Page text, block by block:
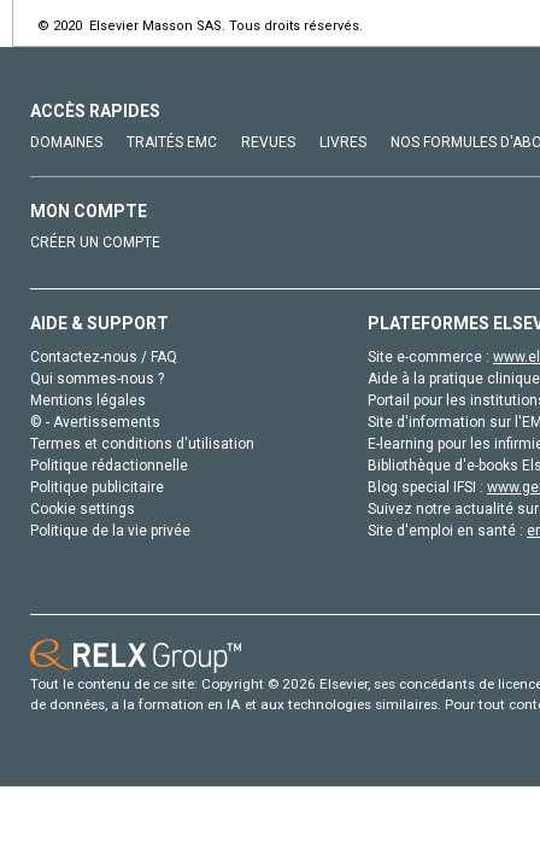
© 2020 Elsevier Masson SAS. Tous droits réservés.
ACCÈS RAPIDES
DOMAINES TRAITÉS EMC REVUES LIVRES NOS FORMULES
MON COMPTE
CRÉER UN COMPTE
AIDE & SUPPORT
Contactez-nous / FAQ
Qui sommes-nous ?
Mentions légales
© - Avertissements
Termes et conditions d'utilisation
Politique rédactionnelle
Politique publicitaire
Cookie settings
Politique de la vie privée
PLATEFORMES
Site e-commerce :
Aide à la pratique
Portail pour les
Site d'information sur
E-learning pour les
Bibliothèque d'e-books
Blog special IFSI :
Suivez notre actualité
Site d'emploi en santé :
Tout le contenu de ce site: Copyright © 2026 Elsevier, ses concédants de
de données, a la formation en IA et aux technologies similaires. Pour tout